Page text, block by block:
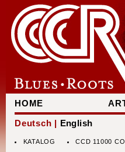
HOME
Deutsch | English
KATALOG CCD 11000